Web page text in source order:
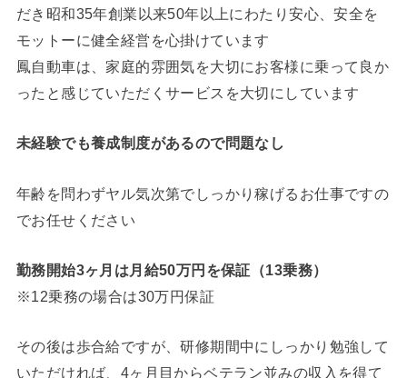
だき昭和35年創業以来50年以上にわたり安心、安全を
モットーに健全経営を心掛けています
鳳自動車は、家庭的雰囲気を大切にお客様に乗って良か
ったと感じていただくサービスを大切にしています
未経験でも養成制度があるので問題なし
年齢を問わずヤル気次第でしっかり稼げるお仕事ですの
でお任せください
勤務開始3ヶ月は月給50万円を保証（13乗務）
※12乗務の場合は30万円保証
その後は歩合給ですが、研修期間中にしっかり勉強して
いただければ、4ヶ月目からベテラン並みの収入を得て